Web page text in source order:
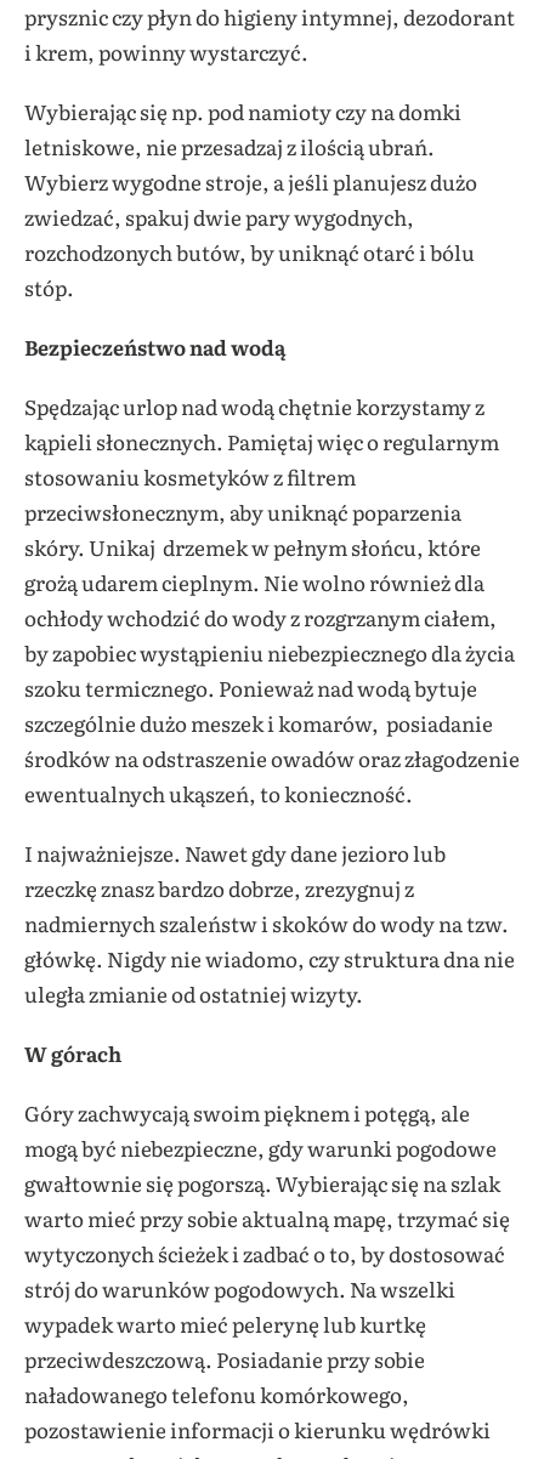
prysznic czy płyn do higieny intymnej, dezodorant
i krem, powinny wystarczyć.
Wybierając się np. pod namioty czy na domki
letniskowe, nie przesadzaj z ilością ubrań.
Wybierz wygodne stroje, a jeśli planujesz dużo
zwiedzać, spakuj dwie pary wygodnych,
rozchodzonych butów, by uniknąć otarć i bólu
stóp.
Bezpieczeństwo nad wodą
Spędzając urlop nad wodą chętnie korzystamy z
kąpieli słonecznych. Pamiętaj więc o regularnym
stosowaniu kosmetyków z filtrem
przeciwsłonecznym, aby uniknąć poparzenia
skóry. Unikaj drzemek w pełnym słońcu, które
grożą udarem cieplnym. Nie wolno również dla
ochłody wchodzić do wody z rozgrzanym ciałem,
by zapobiec wystąpieniu niebezpiecznego dla życia
szoku termicznego. Ponieważ nad wodą bytuje
szczególnie dużo meszek i komarów, posiadanie
środków na odstraszenie owadów oraz złagodzenie
ewentualnych ukąszeń, to konieczność.
I najważniejsze. Nawet gdy dane jezioro lub
rzeczkę znasz bardzo dobrze, zrezygnuj z
nadmiernych szaleństw i skoków do wody na tzw.
główkę. Nigdy nie wiadomo, czy struktura dna nie
uległa zmianie od ostatniej wizyty.
W górach
Góry zachwycają swoim pięknem i potęgą, ale
mogą być niebezpieczne, gdy warunki pogodowe
gwałtownie się pogorszą. Wybierając się na szlak
warto mieć przy sobie aktualną mapę, trzymać się
wytyczonych ścieżek i zadbać o to, by dostosować
strój do warunków pogodowych. Na wszelki
wypadek warto mieć pelerynę lub kurtkę
przeciwdeszczową. Posiadanie przy sobie
naładowanego telefonu komórkowego,
pozostawienie informacji o kierunku wędrówki